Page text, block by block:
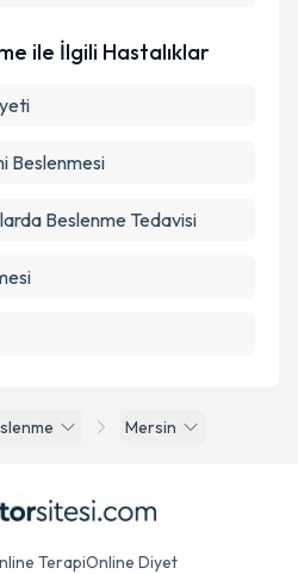
Mersin
ile İlgili Hastalıklar
Beslenmesi
Beslenme Tedavisi
TerapiOnline Diyet